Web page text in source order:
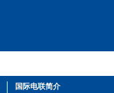
国际电联简介